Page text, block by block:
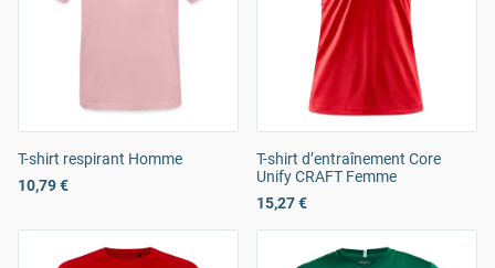
T-shirt respirant Homme
10,79 €
T-shirt d’entraînement Core
Unify CRAFT Femme
15,27 €